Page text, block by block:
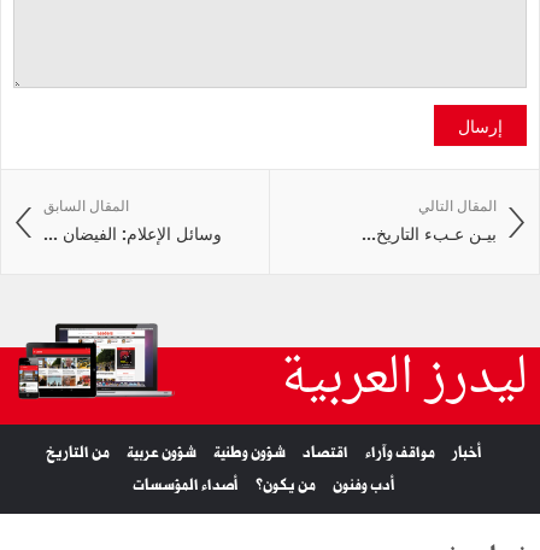
إرسال
المقال السابق
وسائل الإعلام: الفيضان ...
المقال التالي
بيـن‭ ‬عـبء‭ ‬التاريخ‭ ...
ليدرز العربية
أخبار مواقف وآراء اقتصاد شؤون وطنية شؤون عربية
من التاريخ
أدب وفنون
من يكون؟ أصداء المؤسسات